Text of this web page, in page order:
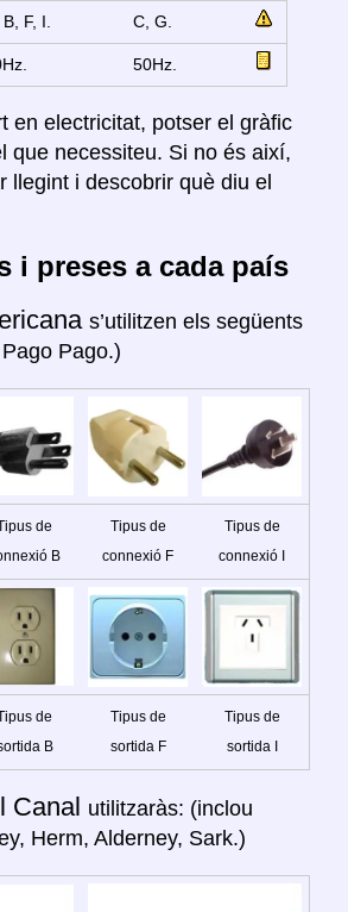
F, I. C, G.
50Hz.
en electricitat, potser el gràfic
que necessiteu. Si no és així,
llegint i descobrir què diu el
i preses a cada país
s’utilitzen els següents
Pago.)
de
B
Tipus de
connexió F
Tipus de
connexió I
de
B
Tipus de
sortida F
Tipus de
sortida I
Canal utilitzaràs: (inclou
Herm, Alderney, Sark.)